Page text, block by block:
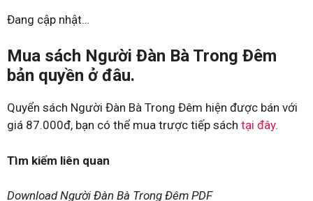
Đang cập nhật…
Mua sách Người Đàn Bà Trong Đêm
bản quyền ở đâu.
Quyển sách Người Đàn Bà Trong Đêm hiện được bán với
giá 87.000đ, bạn có thể mua trược tiếp sách tại đây.
Tìm kiếm liên quan
Download Người Đàn Bà Trong Đêm PDF